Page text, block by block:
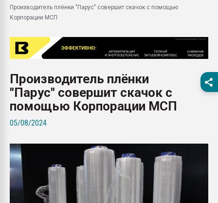
28.07.2026
первый план в
28.07.2026
ситуацией на
Всё, что касается
ПЕРЕЙТИ НА
Производитель плёнки "Парус" совершит скачок с помощью
Корпорации МСП
Производитель плёнки
"Парус" совершит скачок с
помощью Корпорации МСП
05/08/2024